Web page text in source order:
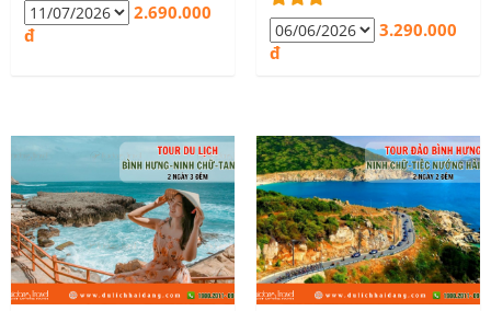
2.690.000
đ
3.290.000
đ